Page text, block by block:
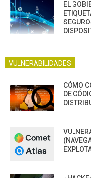
EL
VULNERABILIDADES
CÓMO
DE